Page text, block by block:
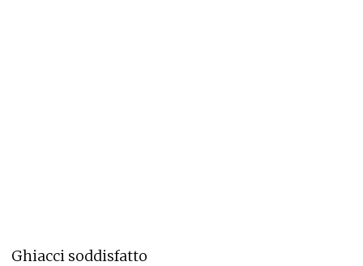
Ghiacci soddisfatto